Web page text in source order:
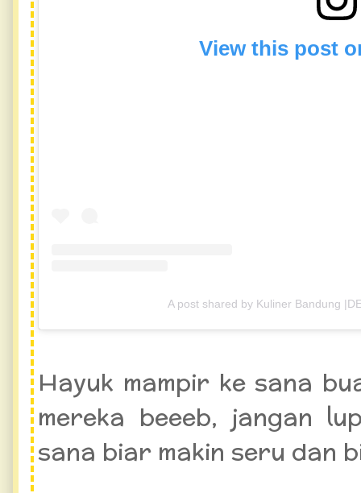
View this post
A post shared by Kuliner Bandung
Hayuk mampir ke sana
mereka beeeb, jangan
sana biar makin seru dan